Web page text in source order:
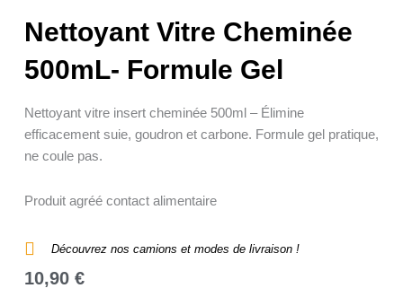
Nettoyant Vitre Cheminée
500mL- Formule Gel
Nettoyant vitre insert cheminée 500ml – Élimine
efficacement suie, goudron et carbone. Formule gel pratique,
ne coule pas.
Produit agréé contact alimentaire
Découvrez nos camions et modes de livraison !
10,90 €